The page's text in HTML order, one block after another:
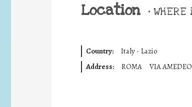
Location •
Country:
Italy - Lazio
Address:
ROMA VIA